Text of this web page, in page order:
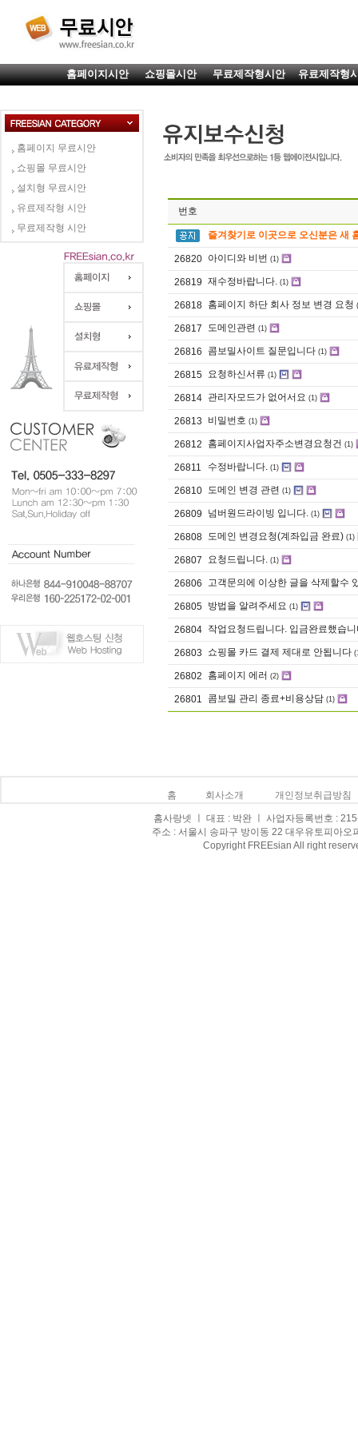
홈페이지시안 쇼핑몰시안 무료제작형시안 유료제작형
홈페이지 무료시안
쇼핑몰 무료시안
설치형 무료시안
유료제작형 시안
무료제작형 시안
번호
즐겨찾기로 이곳으로 오신분은 새
26820 아이디와 비번 (1)
26819 재수정바랍니다. (1)
26818 홈페이지 하단 회사 정보 변경 요청
26817 도메인관련 (1)
26816 콤보밀사이트 질문입니다 (1)
26815 요청하신서류 (1)
26814 관리자모드가 없어서요 (1)
26813 비밀번호 (1)
26812 홈페이지사업자주소변경요청건 (1)
26811 수정바랍니다. (1)
26810 도메인 변경 관련 (1)
26809 넘버원드라이빙 입니다. (1)
26808 도메인 변경요청(계좌입금 완료) (1)
26807 요청드립니다. (1)
26806 고객문의에 이상한 글을 삭제할수
26805 방법을 알려주세요 (1)
26804 작업요청드립니다. 입금완료했습니
26803 쇼핑몰 카드 결제 제대로 안됩니다
26802 홈페이지 에러 (2)
26801 콤보밀 관리 종료+비용상담 (1)
홈 회사소개 개인정보취급방침
홈사랑넷 ㅣ 대표 : 박완 ㅣ 사업자등록번호 :
주소 : 서울시 송파구 방이동 22 대우유토피아
Copyright FREEsian All right